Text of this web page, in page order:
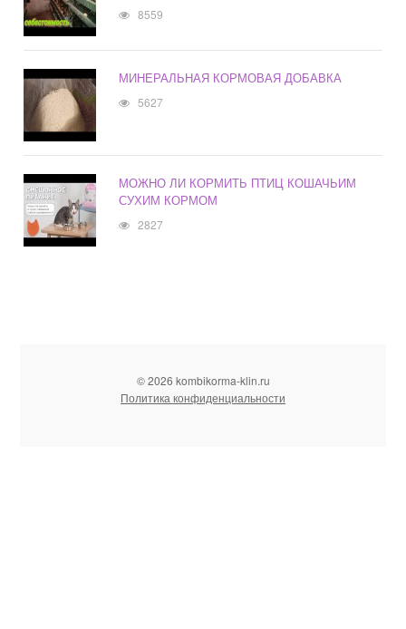
8559
МИНЕРАЛЬНАЯ КОРМОВАЯ ДОБАВКА
5627
МОЖНО ЛИ КОРМИТЬ ПТИЦ КОШАЧЬИМ
СУХИМ КОРМОМ
2827
© 2026 kombikorma-klin.ru
Политика конфиденциальности